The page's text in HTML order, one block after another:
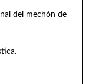
del mechón de